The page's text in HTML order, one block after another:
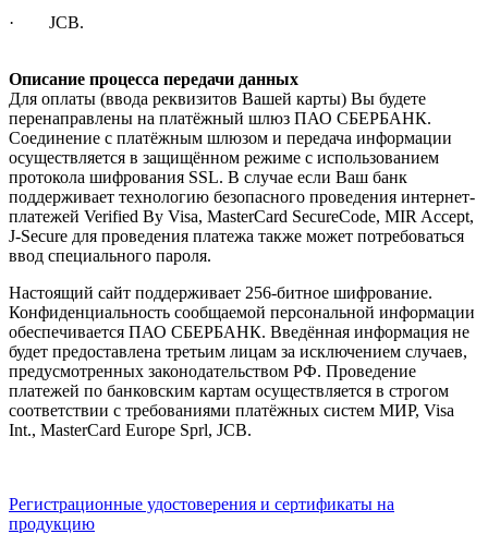
· JCB.
Описание процесса передачи данных
Для оплаты (ввода реквизитов Вашей карты) Вы будете
перенаправлены на платёжный шлюз ПАО СБЕРБАНК.
Соединение с платёжным шлюзом и передача информации
осуществляется в защищённом режиме с использованием
протокола шифрования SSL. В случае если Ваш банк
поддерживает технологию безопасного проведения интернет-
платежей Verified By Visa, MasterCard SecureCode, MIR Accept,
J-Secure для проведения платежа также может потребоваться
ввод специального пароля.
Настоящий сайт поддерживает 256-битное шифрование.
Конфиденциальность сообщаемой персональной информации
обеспечивается ПАО СБЕРБАНК. Введённая информация не
будет предоставлена третьим лицам за исключением случаев,
предусмотренных законодательством РФ. Проведение
платежей по банковским картам осуществляется в строгом
соответствии с требованиями платёжных систем МИР, Visa
Int., MasterCard Europe Sprl, JCB.
Регистрационные удостоверения и сертификаты на
продукцию